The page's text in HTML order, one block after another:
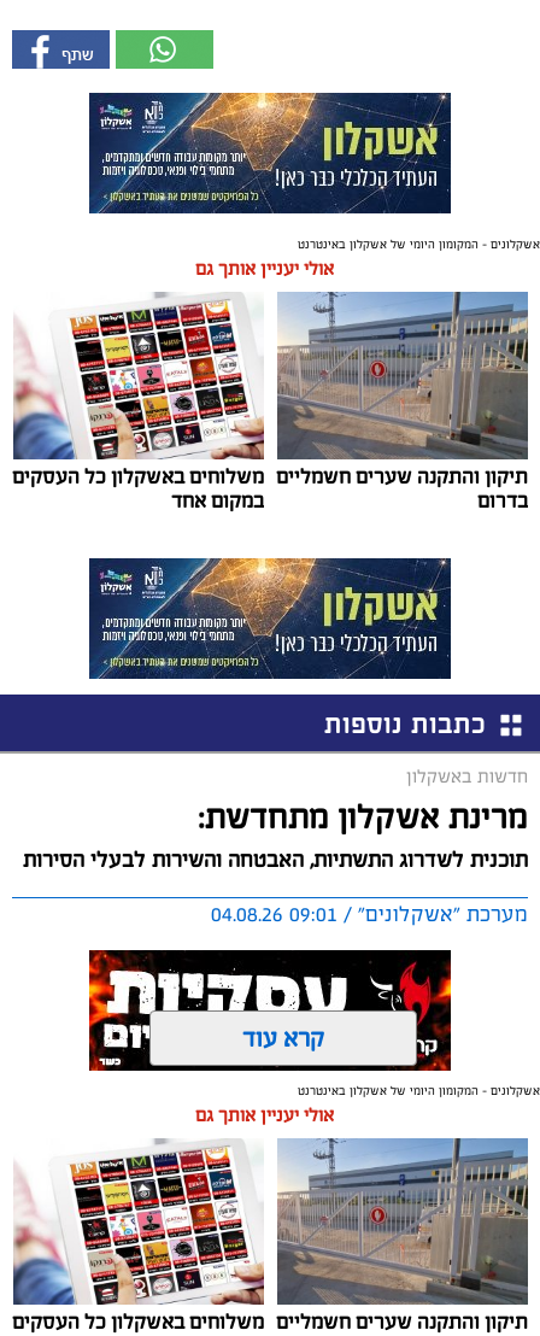
אשקלונים - המקומון היומי של אשקלון באינטרנט
אולי יעניין אותך גם
תיקון והתקנה שערים חשמליים
בדרום
משלוחים באשקלון כל העסקים
במקום אחד
כתבות נוספות
חדשות באשקלון
מרינת אשקלון מתחדשת:
תוכנית לשדרוג התשתיות, האבטחה והשירות לבעלי הסירות
מערכת "אשקלונים" / 09:01 04.08.26
תגים:אשקלון, מרינה
החברה הכלכלית הציגה לנציגי בעלי כלי השייט במרינה
תוכנית השקעה מקיפה הכוללת שדרוג התשתיות, חיזוק
מערך האבטחה, הקמת תחנת דלק חדשה ושיפור השירותים.
מנכ"ל החכ"ל: "כל שקל שנגבה מבעלי הסירות חוזר בחזרה
אליהם באמצעות שיפור המרינה והמשך פיתוחה"
קרא עוד
אשקלונים - המקומון היומי של אשקלון באינטרנט
אולי יעניין אותך גם
תיקון והתקנה שערים חשמליים משלוחים באשקלון כל העסקים